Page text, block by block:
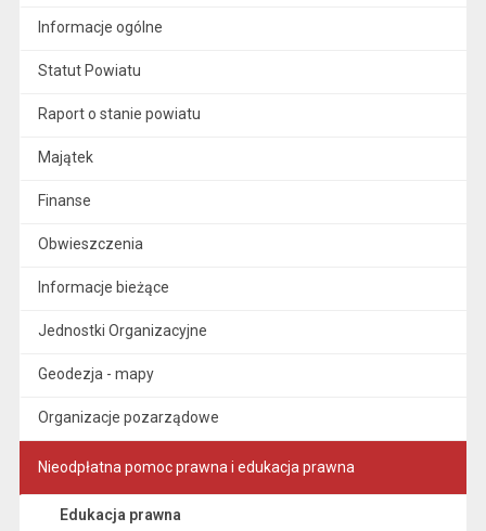
Informacje ogólne
Statut Powiatu
Raport o stanie powiatu
Majątek
Finanse
Obwieszczenia
Informacje bieżące
Jednostki Organizacyjne
Geodezja - mapy
Organizacje pozarządowe
Nieodpłatna pomoc prawna i edukacja prawna
Edukacja prawna